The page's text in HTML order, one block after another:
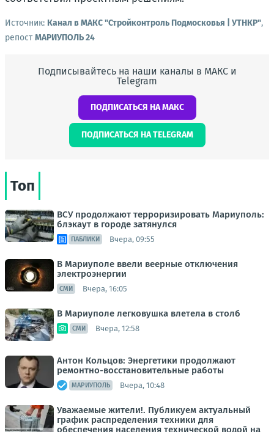
Источник: Канал в МАКС "Стройконтроль Подмосковья | УТНКР",
репостМАРИУПОЛЬ 24
Подписывайтесь на наши каналы в МАКС и
Telegram
ПОДПИСАТЬСЯ НА МАКС
ПОДПИСАТЬСЯ НА TELEGRAM
Топ
ВСУ продолжают терроризировать Мариуполь:
блэкаут в городе затянулся
ПАБЛИКИ Вчера, 09:55
В Мариуполе ввели веерные отключения
электроэнергии
СМИ Вчера, 16:05
В Мариуполе легковушка влетела в столб
СМИ Вчера, 12:58
Антон Кольцов: Энергетики продолжают
ремонтно-восстановительные работы
МАРИУПОЛЬ Вчера, 10:48
Уважаемые жители!. Публикуем актуальный
график распределения техники для
обеспечения населения технической водой на